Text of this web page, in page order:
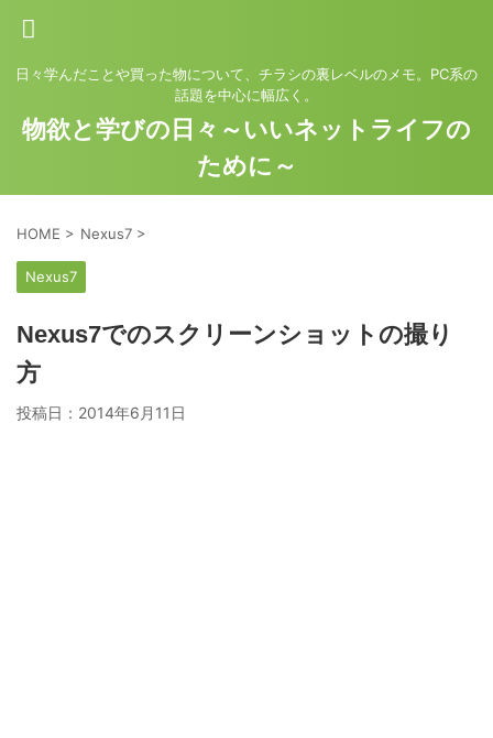
日々学んだことや買った物について、チラシの裏レベルのメモ。PC系の
話題を中心に幅広く。
物欲と学びの日々～いいネットライフの
ために～
HOME > Nexus7 >
Nexus7
Nexus7でのスクリーンショットの撮り
方
投稿日： 2014年6月11日